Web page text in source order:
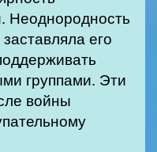
Неоднородность
его
группами. Эти
войны